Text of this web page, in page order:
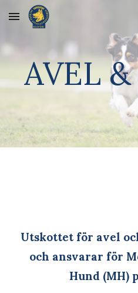
Skip to main content
AVEL
Utskottet för avel
och ansvarar för
Hund (MH)